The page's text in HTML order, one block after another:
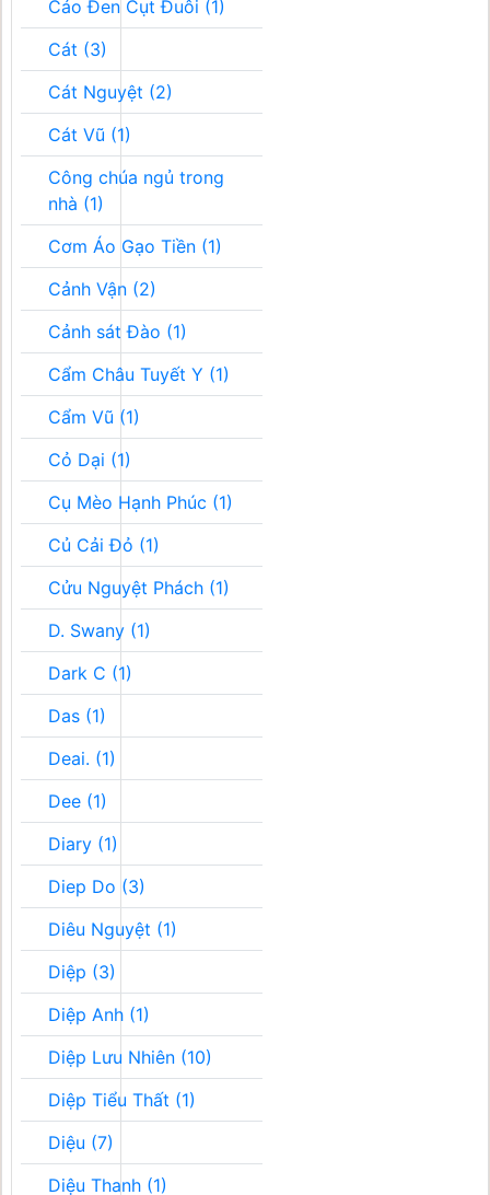
Cáo Đen Cụt Đuôi (1)
Cát (3)
Cát Nguyệt (2)
Cát Vũ (1)
Công chúa ngủ trong
nhà (1)
Cơm Áo Gạo Tiền (1)
Cảnh Vận (2)
Cảnh sát Đào (1)
Cẩm Châu Tuyết Y (1)
Cẩm Vũ (1)
Cỏ Dại (1)
Cụ Mèo Hạnh Phúc (1)
Củ Cải Đỏ (1)
Cửu Nguyệt Phách (1)
D. Swany (1)
Dark C (1)
Das (1)
Deai. (1)
Dee (1)
Diary (1)
Diep Do (3)
Diêu Nguyệt (1)
Diệp (3)
Diệp Anh (1)
Diệp Lưu Nhiên (10)
Diệp Tiểu Thất (1)
Diệu (7)
Diệu Thanh (1)